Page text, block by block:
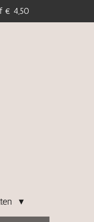
€ 4,50